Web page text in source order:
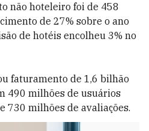
não hoteleiro foi de 458
de 27% sobre o ano
de hotéis encolheu 3% no
faturamento de 1,6 bilhão
490 milhões de usuários
730 milhões de avaliações.